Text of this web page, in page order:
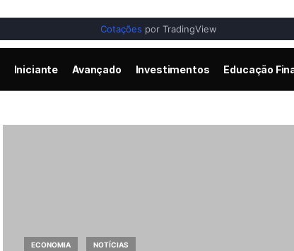
Cotações por TradingView
Iniciante Avançado Investimentos Educação
ECONOMIA NOTÍCIAS